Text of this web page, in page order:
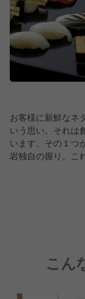
お客様に新鮮なネ
いう思い。それは
います。その１つ
岩独自の握り。こ
さらに、寿司岩
つて、江戸前寿
るのが一般的で
であった白酢に
取り入れました
ネタとの相性も抜
こん